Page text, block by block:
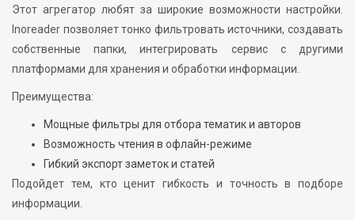
Этот агрегатор любят за широкие возможности настройки.
Inoreader позволяет тонко фильтровать источники, создавать
собственные папки, интегрировать сервис с другими
платформами для хранения и обработки информации.
Преимущества:
Мощные фильтры для отбора тематик и авторов
Возможность чтения в офлайн-режиме
Гибкий экспорт заметок и статей
Подойдет тем, кто ценит гибкость и точность в подборе
информации.